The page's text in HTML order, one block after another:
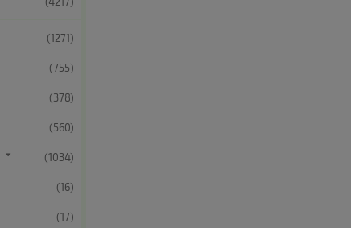
(1271)
(755)
(378)
(560)
(1034)
(16)
(17)